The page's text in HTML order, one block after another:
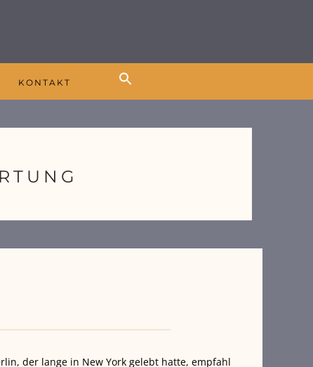
KONTAKT
der lange in New York gelebt hatte, empfahl